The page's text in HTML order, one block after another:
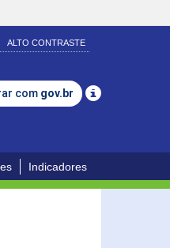
ALTO CONTRASTE
com gov.br
Indicadores